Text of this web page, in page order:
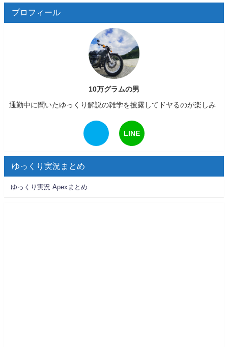
プロフィール
10万グラムの男
通勤中に聞いたゆっくり解説の雑学を披露してドヤるのが楽しみ
LINE
ゆっくり実況まとめ
ゆっくり実況 Apexまとめ